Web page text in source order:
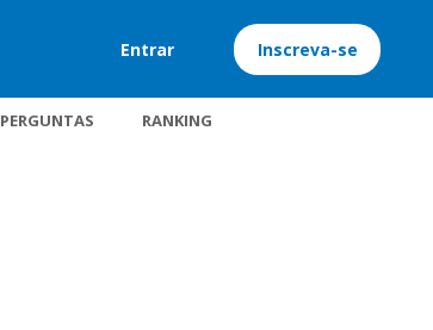
Entrar Inscreva-se
PERGUNTAS RANKING